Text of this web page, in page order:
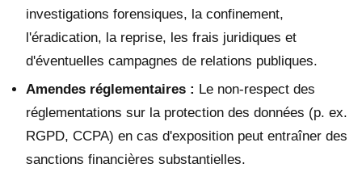
investigations forensiques, la confinement,
l'éradication, la reprise, les frais juridiques et
d'éventuelles campagnes de relations publiques.
Amendes réglementaires : Le non-respect des
réglementations sur la protection des données (p. ex.
RGPD, CCPA) en cas d'exposition peut entraîner des
sanctions financières substantielles.